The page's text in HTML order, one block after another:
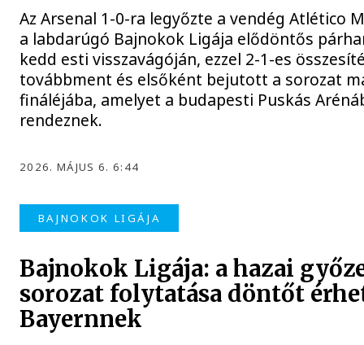
Az Arsenal 1-0-ra legyőzte a vendég Atlético
a labdarúgó Bajnokok Ligája elődöntős
kedd esti visszavágóján, ezzel 2-1-es
továbbment és elsőként bejutott a sorozat
fináléjába, amelyet a budapesti Puskás
rendeznek.
2026. MÁJUS 6. 6:44
BAJNOKOK LIGÁJA
Bajnokok Ligája: a hazai
sorozat folytatása döntőt
Bayernnek